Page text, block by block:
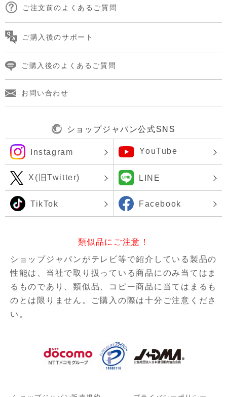
ご注文前のよくあるご質問
ご購入後のサポート
ご購入後のよくあるご質問
お問い合わせ
ショップジャパン公式SNS
Instagram YouTube
X(旧Twitter) LINE
TikTok Facebook
類似品にご注意！
ショップジャパンがテレビ等で紹介している製品の
性能は、当社で取り扱っている商品にのみ当てはま
るものであり、類似品、コピー商品に当てはまるも
のとは限りません。ご購入の際は十分ご注意くださ
い。